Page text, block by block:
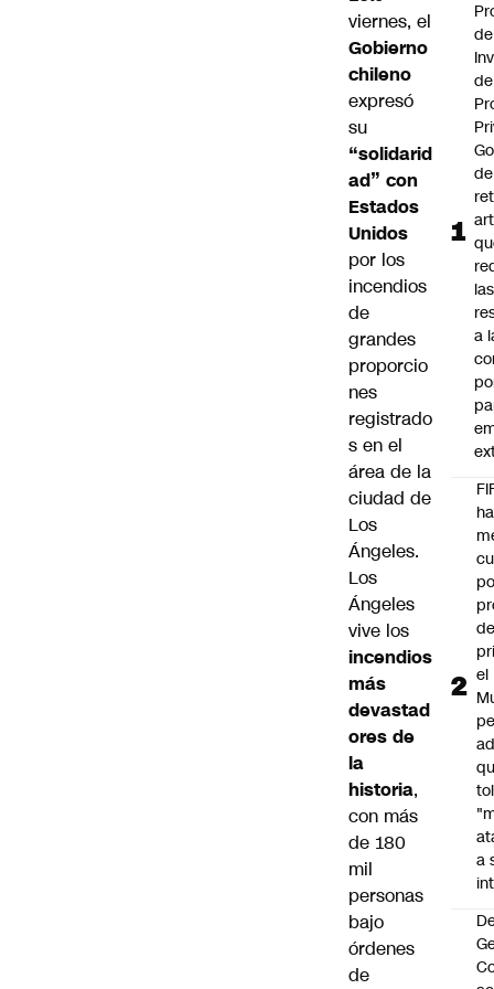
viernes, el
Gobierno
chileno
expresó
su
“solidarid
ad” con
Estados
Unidos
por los
incendios
de
grandes
proporcio
nes
registrado
s en el
área de la
ciudad de
Los
Ángeles.
Los
Ángeles
vive los
incendios
más
devastad
ores de
la
historia,
con más
de 180
mil
personas
bajo
órdenes
de
de
las
a
de
el
a